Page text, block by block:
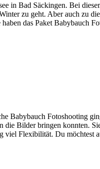
in Bad Säckingen. Bei
zu geht. Aber auch zu
das Paket Babybauch
Babybauch Fotoshooting
Bilder bringen konnten.
Flexibilität. Du möchtest